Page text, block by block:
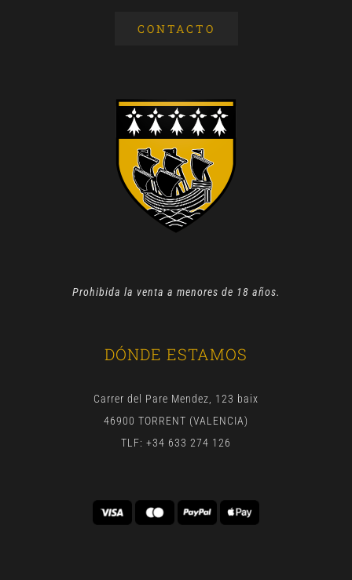
CONTACTO
Prohibida la venta a menores de 18 años.
DÓNDE ESTAMOS
Carrer del Pare Mendez, 123 baix
46900 TORRENT (VALENCIA)
TLF: +34 633 274 126